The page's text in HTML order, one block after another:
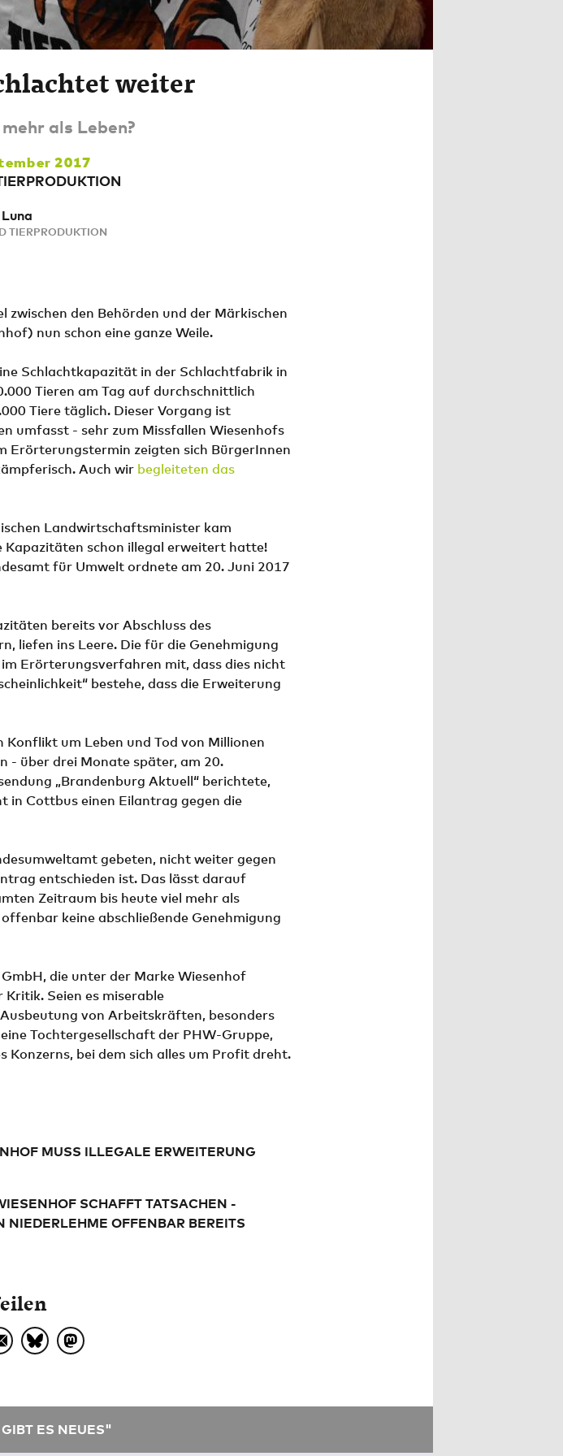
weiter
als Leben?
2017
Luna
TIERPRODUKTION
den Behörden und der Märkischen
nun schon eine ganze Weile.
Schlachtkapazität in der Schlachtfabrik in
Tieren am Tag auf durchschnittlich
Tiere täglich. Dieser Vorgang ist
umfasst - sehr zum Missfallen Wiesenhofs
Erörterungstermin zeigten sich BürgerInnen
Auch wir begleiteten das
Landwirtschaftsminister kam
Kapazitäten schon illegal erweitert hatte!
für Umwelt ordnete am 20. Juni 2017
bereits vor Abschluss des
liefen ins Leere. Die für die Genehmigung
Erörterungsverfahren mit, dass dies nicht
bestehe, dass die Erweiterung
um Leben und Tod von Millionen
- über drei Monate später, am 20.
„Brandenburg Aktuell“ berichtete,
in Cottbus einen Eilantrag gegen die
gebeten, nicht weiter gegen
entschieden ist. Das lässt darauf
Zeitraum bis heute viel mehr als
keine abschließende Genehmigung
die unter der Marke Wiesenhof
Seien es miserable
von Arbeitskräften, besonders
Tochtergesellschaft der PHW-Gruppe,
Konzerns, bei dem sich alles um Profit dreht.
MUSS ILLEGALE ERWEITERUNG
SCHAFFT TATSACHEN -
OFFENBAR BEREITS
ES NEUES"